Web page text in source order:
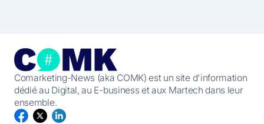
Comarketing-News (aka COMK) est un site d'information
dédié au Digital, au E-business et aux Martech dans leur
ensemble.